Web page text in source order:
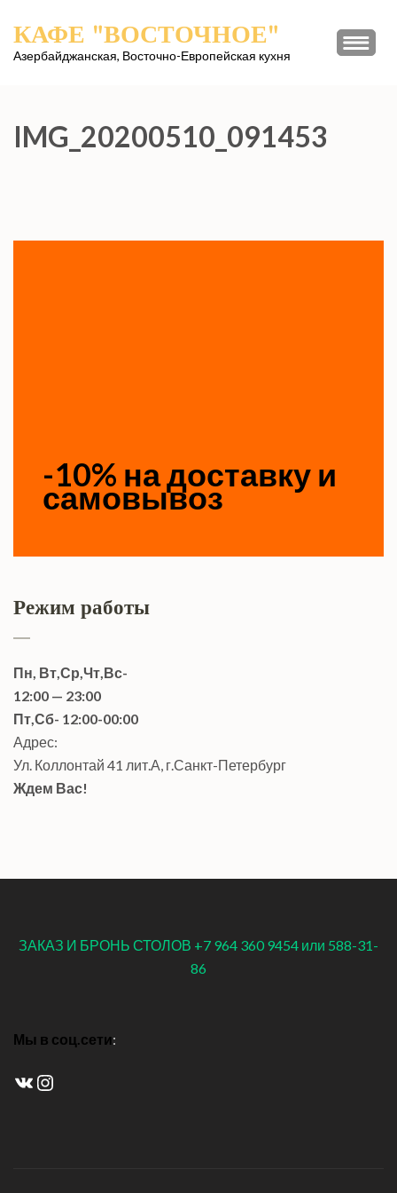
содержимому
КАФЕ "ВОСТОЧНОЕ"
Азербайджанская, Восточно-Европейская кухня
IMG_20200510_091453
-10% на доставку и
самовывоз
Режим работы
Пн, Вт,Ср,Чт,Вс-
12:00 — 23:00
Пт,Сб- 12:00-00:00
Адрес:
Ул. Коллонтай 41 лит.А, г.Санкт-Петербург
Ждем Вас!
ЗАКАЗ И БРОНЬ СТОЛОВ +7 964 360 9454 или 588-31-
86
Мы в соц.сети:
ВКонтакте
Instagram